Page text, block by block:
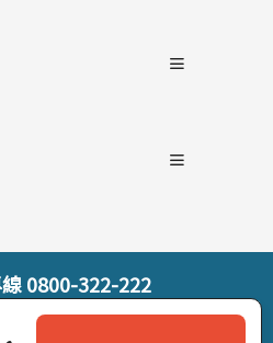
活
書APP
報名
雜誌0800-322-222